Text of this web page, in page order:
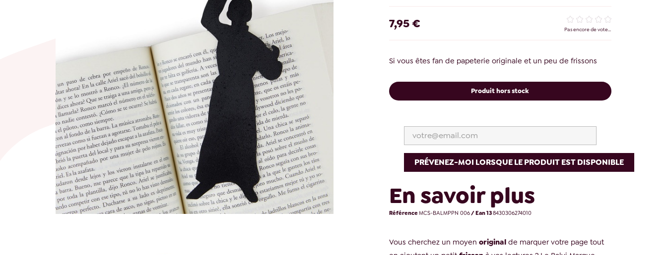
7,95 € Pas encore de vote...
Si vous êtes fan de papeterie originale et un peu de frissons
Produit hors stock
PRÉVENEZ-MOI LORSQUE LE PRODUIT EST DISPONIBLE
En savoir plus
RéférenceMCS-BALMPPN 006/ Ean 138430306274010
Vous cherchez un moyen originalde marquer votre page tout